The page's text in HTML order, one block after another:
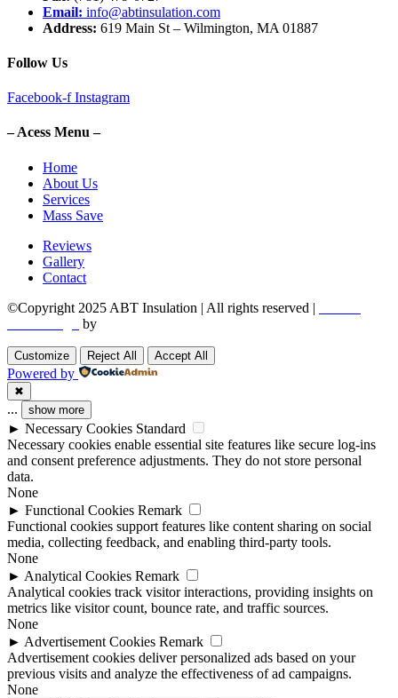
Email: info@abtinsulation.com
Address: 619 Main St – Wilmington, MA 01887
Follow Us
Facebook-f Instagram
– Acess Menu –
Home
About Us
Services
Mass Save
Reviews
Gallery
Contact
©Copyright 2025 ABT Insulation | All rights reserved |
by
Customize Reject All Accept All
Powered by
✖
... show more
► Necessary Cookies Standard
Necessary cookies enable essential site features like secure log-ins
and consent preference adjustments. They do not store personal
data.
None
► Functional Cookies Remark
Functional cookies support features like content sharing on social
media, collecting feedback, and enabling third-party tools.
None
► Analytical Cookies Remark
Analytical cookies track visitor interactions, providing insights on
metrics like visitor count, bounce rate, and traffic sources.
None
► Advertisement Cookies Remark
Advertisement cookies deliver personalized ads based on your
previous visits and analyze the effectiveness of ad campaigns.
None